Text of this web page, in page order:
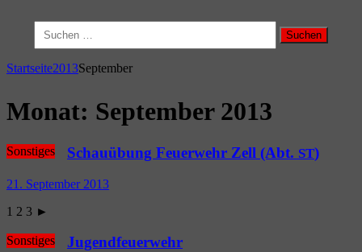
nach:
Startseite2013September
Monat: September 2013
Sonstiges Schauübung Feuerwehr Zell (Abt. ST)
21. September 2013
1 2 3 ►
Sonstiges Jugendfeuerwehr